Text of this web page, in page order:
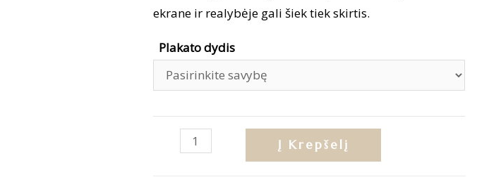
ekrane ir realybėje gali šiek tiek skirtis.
Plakato dydis
produkto
Į Krepšelį